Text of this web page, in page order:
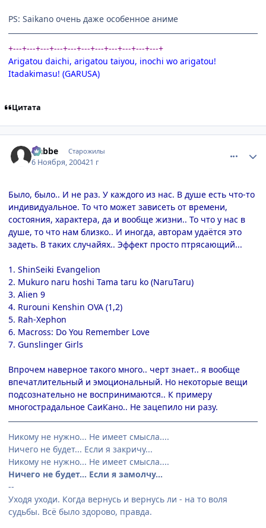
PS: Saikano очень даже особенное аниме
+---+---+---+---+---+---+---+---+---+---+---+
Arigatou daichi, arigatou taiyou, inochi wo arigatou!
Itadakimasu! (GARUSA)
Цитата
Nabbe Старожилы
6 Ноября, 200421 г
Было, было.. И не раз. У каждого из нас. В душе есть что-то
индивидуальное. То что может зависеть от времени,
состояния, характера, да и вообще жизни.. То что у нас в
душе, то что нам близко.. И иногда, авторам удаётся это
задеть. В таких случайях.. Эффект просто птрясающий...
1. ShinSeiki Evangelion
2. Mukuro naru hoshi Tama taru ko (NaruTaru)
3. Alien 9
4. Rurouni Kenshin OVA (1,2)
5. Rah-Xephon
6. Macross: Do You Remember Love
7. Gunslinger Girls
Впрочем наверное такого много.. черт знает.. я вообще
впечатлительный и эмоциональный. Но некоторые вещи
подсознательно не воспринимаются.. К примеру
многострадальное СаиКано.. Не зацепило ни разу.
Никому не нужно... Не имеет смысла....
Ничего не будет... Если я закричу...
Никому не нужно... Не имеет смысла....
Ничего не будет... Если я замолчу...
--
Уходя уходи. Когда вернусь и вернусь ли - на то воля
судьбы. Всё было здорово, правда.